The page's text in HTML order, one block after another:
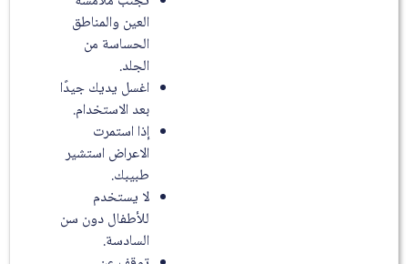
العين والمناطق
الحساسة من
الجلد.
اغسل يديك جيدًا
بعد الاستخدام.
إذا استمرت
الاعراض استشير
طبيبك.
لا يستخدم
للأطفال دون سن
السادسة.